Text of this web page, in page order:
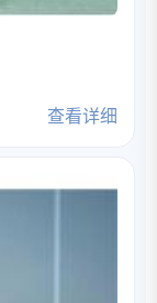
查看详细